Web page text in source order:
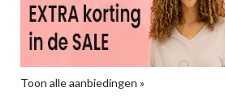
Toon alle aanbiedingen »